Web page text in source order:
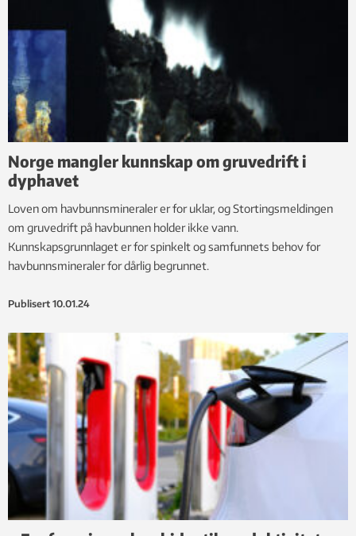
Norge mangler kunnskap om gruvedrift i
dyphavet
Loven om havbunnsmineraler er for uklar, og Stortingsmeldingen
om gruvedrift på havbunnen holder ikke vann.
Kunnskapsgrunnlaget er for spinkelt og samfunnets behov for
havbunnsmineraler for dårlig begrunnet.
Publisert 10.01.24